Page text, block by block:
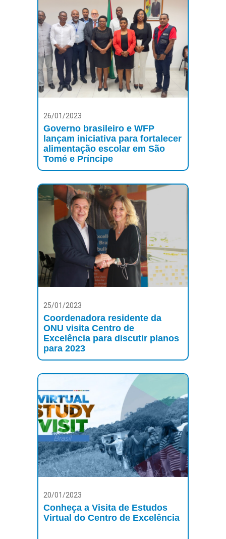
26/01/2023
Governo brasileiro e WFP
lançam iniciativa para fortalecer
alimentação escolar em São
Tomé e Príncipe
25/01/2023
Coordenadora residente da
ONU visita Centro de
Excelência para discutir planos
para 2023
20/01/2023
Conheça a Visita de Estudos
Virtual do Centro de Excelência